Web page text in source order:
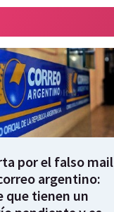
por el falso mail
argentino:
que tienen un